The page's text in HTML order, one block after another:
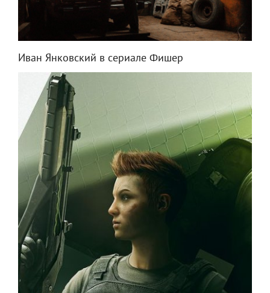
Иван Янковский в сериале Фишер